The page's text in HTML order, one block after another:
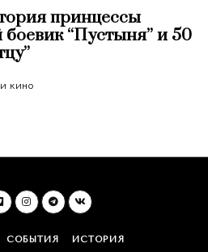
принцессы
“Пустыня” и 50
кино
СОБЫТИЯ
ИСТОРИЯ